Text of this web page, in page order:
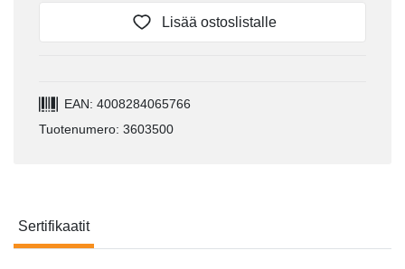
Lisää ostoslistalle
EAN: 4008284065766
Tuotenumero: 3603500
Sertifikaatit